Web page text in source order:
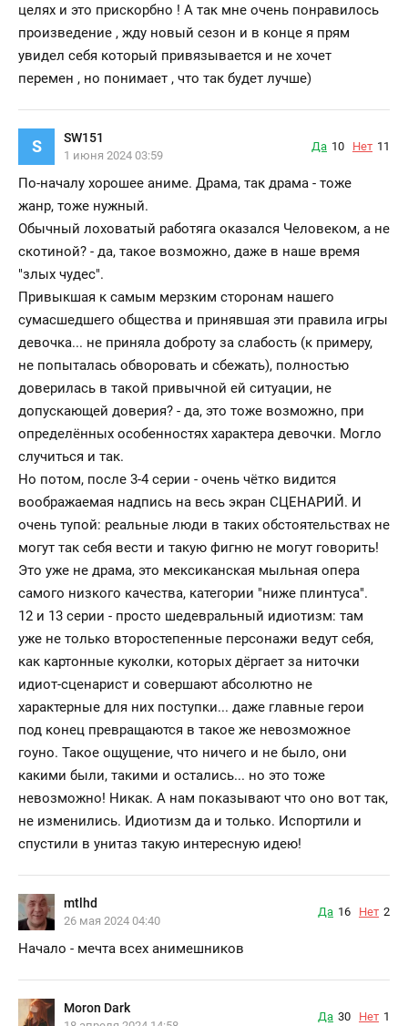
целях и это прискорбно ! А так мне очень понравилось
произведение , жду новый сезон и в конце я прям
увидел себя который привязывается и не хочет
перемен , но понимает , что так будет лучше)
S SW151
1 июня 2024 03:59
Да 10 Нет 11
По-началу хорошее аниме. Драма, так драма - тоже
жанр, тоже нужный.
Обычный лоховатый работяга оказался Человеком, а не
скотиной? - да, такое возможно, даже в наше время
"злых чудес".
Привыкшая к самым мерзким сторонам нашего
сумасшедшего общества и принявшая эти правила игры
девочка... не приняла доброту за слабость (к примеру,
не попыталась обворовать и сбежать), полностью
доверилась в такой привычной ей ситуации, не
допускающей доверия? - да, это тоже возможно, при
определённых особенностях характера девочки. Могло
случиться и так.
Но потом, после 3-4 серии - очень чётко видится
воображаемая надпись на весь экран СЦЕНАРИЙ. И
очень тупой: реальные люди в таких обстоятельствах не
могут так себя вести и такую фигню не могут говорить!
Это уже не драма, это мексиканская мыльная опера
самого низкого качества, категории "ниже плинтуса".
12 и 13 серии - просто шедевральный идиотизм: там
уже не только второстепенные персонажи ведут себя,
как картонные куколки, которых дёргает за ниточки
идиот-сценарист и совершают абсолютно не
характерные для них поступки... даже главные герои
под конец превращаются в такое же невозможное
гоуно. Такое ощущение, что ничего и не было, они
какими были, такими и остались... но это тоже
невозможно! Никак. А нам показывают что оно вот так,
не изменились. Идиотизм да и только. Испортили и
спустили в унитаз такую интересную идею!
mtlhd
26 мая 2024 04:40
Да 16 Нет 2
Начало - мечта всех анимешников
Moron Dark
Да 30 Нет 1